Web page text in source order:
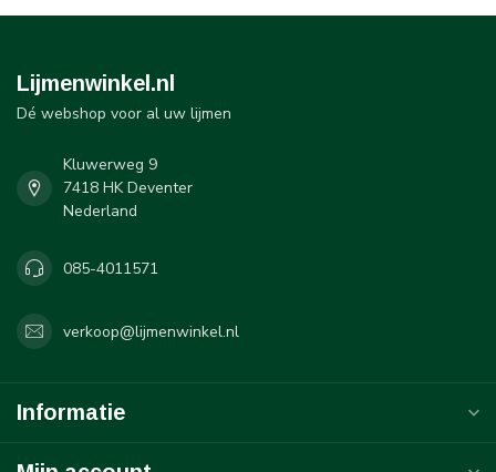
Lijmenwinkel.nl
Dé webshop voor al uw lijmen
Kluwerweg 9
7418 HK Deventer
Nederland
085-4011571
verkoop@lijmenwinkel.nl
Informatie